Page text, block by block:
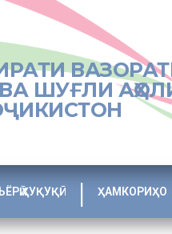
ВА ШУҒЛИ
ҲУҚУҚӢ ҲАМКОРИҲО